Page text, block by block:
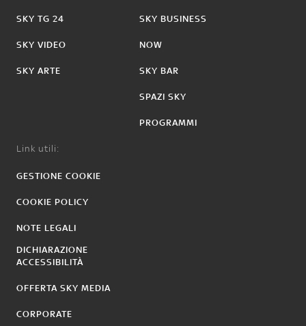
SKY TG 24
SKY VIDEO
SKY ARTE
SKY BUSINESS
NOW
SKY BAR
SPAZI SKY
PROGRAMMI
Link utili:
GESTIONE COOKIE
COOKIE POLICY
NOTE LEGALI
DICHIARAZIONE
ACCESSIBILITÀ
OFFERTA SKY MEDIA
CORPORATE